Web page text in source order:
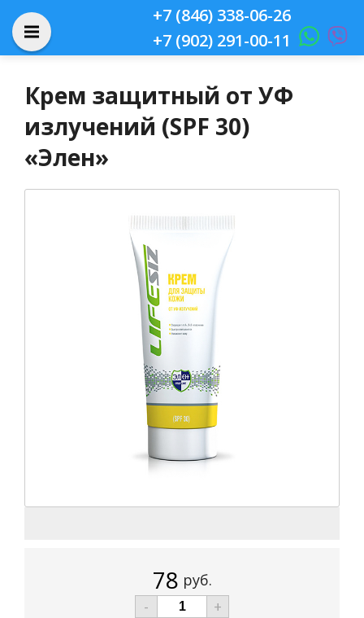
+7 (846) 338-06-26
+7 (902) 291-00-11
Крем защитный от УФ
излучений (SPF 30)
«Элен»
78 руб.
-
+